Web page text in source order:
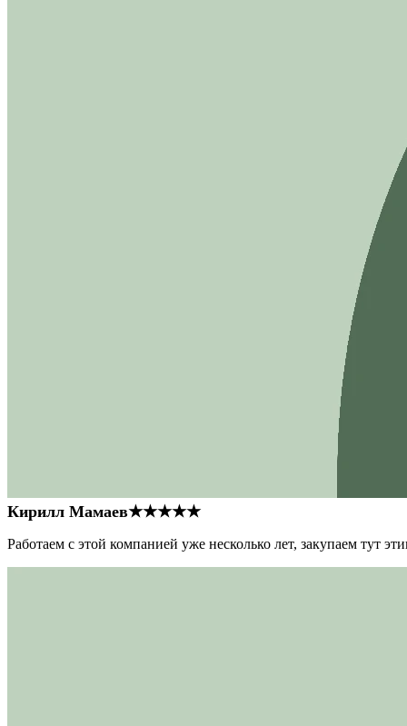
Кирилл Мамаев★★★★★
Работаем с этой компанией уже несколько лет, закупаем тут